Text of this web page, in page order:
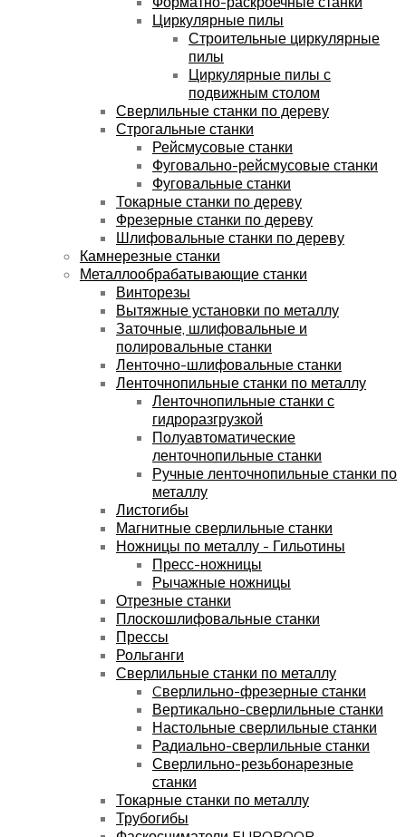
Циркулярные пилы
Строительные циркулярные
пилы
Циркулярные пилы с
подвижным столом
Сверлильные станки по дереву
Строгальные станки
Рейсмусовые станки
Фуговально-рейсмусовые станки
Фуговальные станки
Токарные станки по дереву
Фрезерные станки по дереву
Шлифовальные станки по дереву
Камнерезные станки
Металлообрабатывающие станки
Винторезы
Вытяжные установки по металлу
Заточные, шлифовальные и
полировальные станки
Ленточно-шлифовальные станки
Ленточнопильные станки по металлу
Ленточнопильные станки с
гидроразгрузкой
Полуавтоматические
ленточнопильные станки
Ручные ленточнопильные станки по
металлу
Листогибы
Магнитные сверлильные станки
Ножницы по металлу - Гильотины
Пресс-ножницы
Рычажные ножницы
Отрезные станки
Плоскошлифовальные станки
Прессы
Рольганги
Сверлильные станки по металлу
Cверлильно-фрезерные станки
Вертикально-сверлильные станки
Настольные сверлильные станки
Радиально-сверлильные станки
Сверлильно-резьбонарезные
станки
Токарные станки по металлу
Трубогибы